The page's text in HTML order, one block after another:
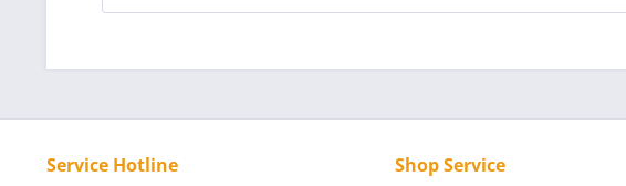
Service Hotline Shop Service